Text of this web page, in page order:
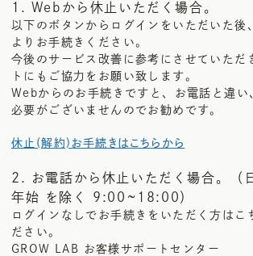
1. Webから休止いただく場合。
以下のボタンからログインをいただいた後
よりお手続きください。
今後のサービス改善に参考にさせていただ
トにもご協力をお願い致します。
Webからのお手続きですと、お電話と違い
必要がございませんのでお勧めです。
休止(解約)お手続きはこちらから
2. お電話から休止いただく場合。（
年始 を除く 9:00~18:00）
ログインなしでお手続きをいただく方はこ
ださい。
GROW LAB お客様サポートセンター